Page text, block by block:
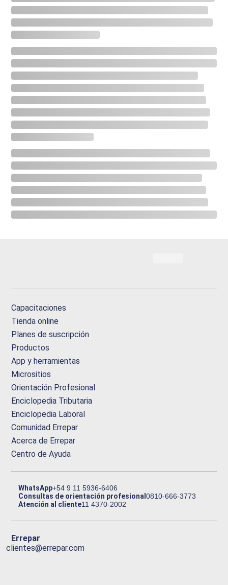
Capacitaciones
Tienda online
Planes de suscripción
Productos
App y herramientas
Micrositios
Orientación Profesional
Enciclopedia Tributaria
Enciclopedia Laboral
Comunidad Errepar
Acerca de Errepar
Centro de Ayuda
WhatsApp+54 9 11 5936-6406
Consultas de orientación profesional0810-666-3773
Atención al cliente11 4370-2002
Errepar
clientes@errepar.com